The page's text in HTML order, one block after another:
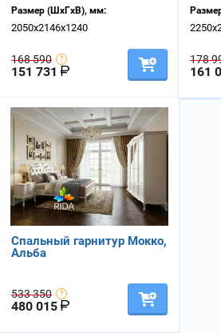
Размер (ШхГхВ), мм:
2050х2146х1240
168 590
151 731
178
161
Спальный гарнитур Мокко,
Альба
533 350
480 015